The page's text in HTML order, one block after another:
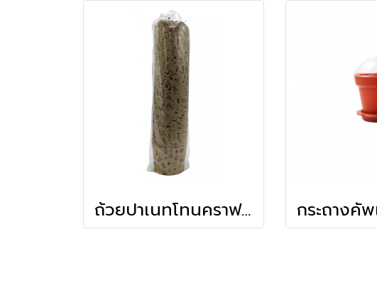
ถ้วยปาเนทโทนคราฟ 6cm(50ชิ้น)